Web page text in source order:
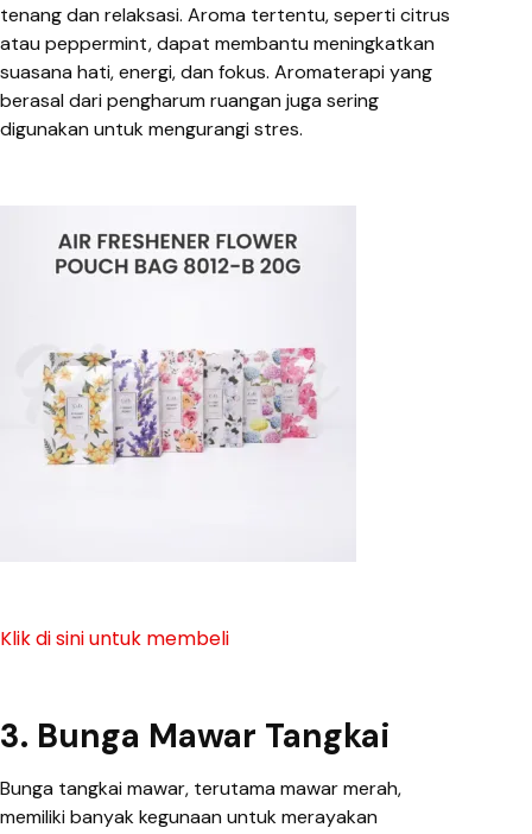
tenang dan relaksasi. Aroma tertentu, seperti citrus
atau peppermint, dapat membantu meningkatkan
suasana hati, energi, dan fokus. Aromaterapi yang
berasal dari pengharum ruangan juga sering
digunakan untuk mengurangi stres.
Klik di sini untuk membeli
3. Bunga Mawar Tangkai
Bunga tangkai mawar, terutama mawar merah,
memiliki banyak kegunaan untuk merayakan